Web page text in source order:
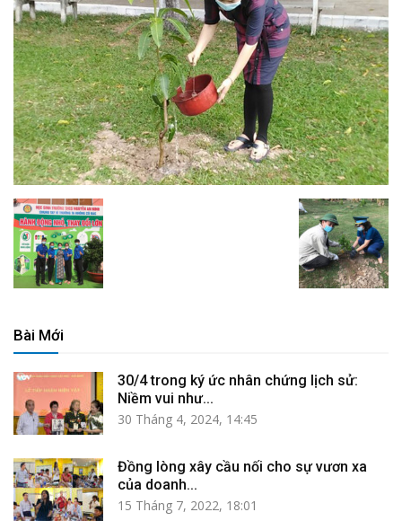
Bài Mới
30/4 trong ký ức nhân chứng lịch sử:
Niềm vui như...
30 Tháng 4, 2024, 14:45
Đồng lòng xây cầu nối cho sự vươn xa
của doanh...
15 Tháng 7, 2022, 18:01